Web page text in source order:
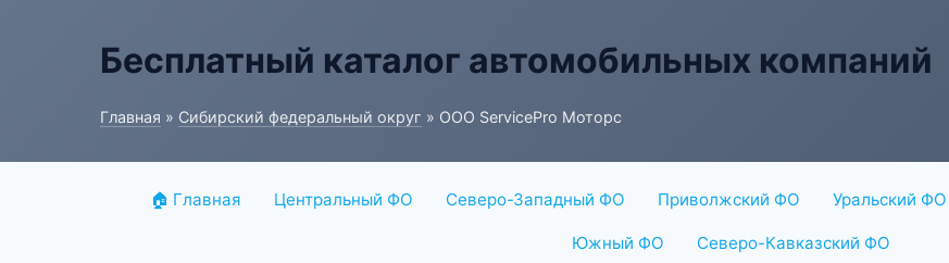
Бесплатный каталог автомобильных компаний
Главная » Сибирский федеральный округ » ООО ServicePro Моторс
🏠 Главная Центральный ФО Северо-Западный ФО Приволжский ФО Уральский ФО
Южный ФО Северо-Кавказский ФО